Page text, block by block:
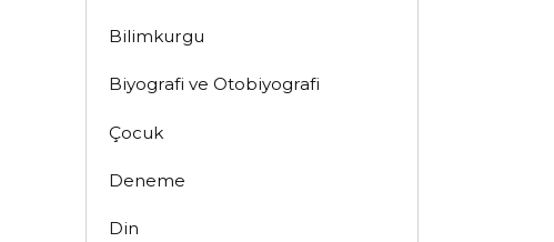
Bilimkurgu
Biyografi ve Otobiyografi
Çocuk
Deneme
Din